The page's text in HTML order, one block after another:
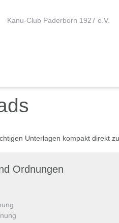
Unterlagen kompakt direkt
Ordnungen